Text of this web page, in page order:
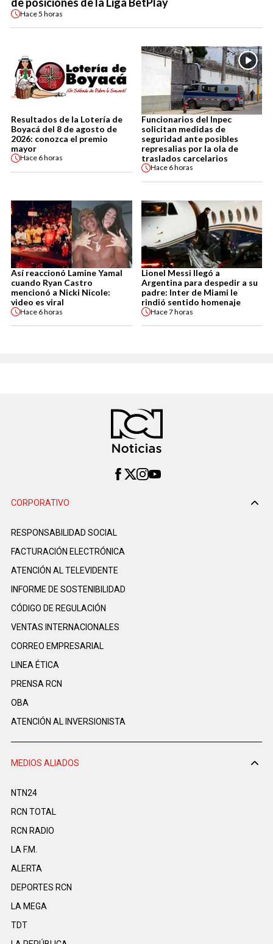
Hace5 horas
Resultados de la Lotería de
Boyacá del 8 de agosto de
2026: conozca el premio
mayor
Hace 6 horas
Funcionarios del Inpec
solicitan medidas de
seguridad ante posibles
represalias por la ola de
traslados carcelarios
Hace 6 horas
Así reaccionó Lamine Yamal
cuando Ryan Castro
mencionó a Nicki Nicole:
video es viral
Hace 6 horas
Lionel Messi llegó a
Argentina para despedir a su
padre: Inter de Miami le
rindió sentido homenaje
Hace7 horas
CORPORATIVO
RESPONSABILIDAD SOCIAL
FACTURACIÓN ELECTRÓNICA
ATENCIÓN AL TELEVIDENTE
INFORME DE SOSTENIBILIDAD
CÓDIGO DE REGULACIÓN
VENTAS INTERNACIONALES
CORREO EMPRESARIAL
LINEA ÉTICA
PRENSA RCN
OBA
ATENCIÓN AL INVERSIONISTA
MEDIOS ALIADOS
NTN24
RCN TOTAL
RCN RADIO
LA F.M.
ALERTA
DEPORTES RCN
LA MEGA
TDT